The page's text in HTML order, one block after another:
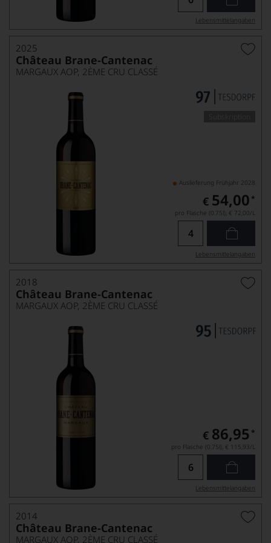
Lebensmittel­angaben
2025
Château Brane-Cantenac
MARGAUX AOP, 2ÈME CRU CLASSÉ
Auslieferung Frühjahr 2028
€ 54,00 *
pro Flasche (0.75l), € 72,00/L
Lebensmittel­angaben
2018
Château Brane-Cantenac
MARGAUX AOP, 2ÈME CRU CLASSÉ
€ 86,95 *
pro Flasche (0.75l), € 115,93/L
Lebensmittel­angaben
2014
Château Brane-Cantenac
MARGAUX AOP, 2ÈME CRU CLASSÉ